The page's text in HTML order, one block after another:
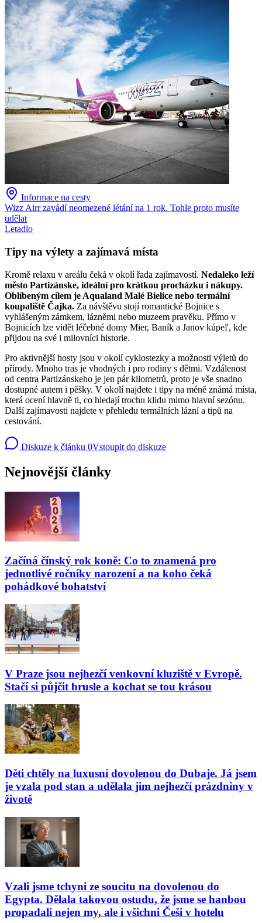
Informace na cesty
Wizz Airr zavádí neomezené létání na 1 rok. Tohle proto musíte
udělat
Letadlo
Tipy na výlety a zajímavá místa
Kromě relaxu v areálu čeká v okolí řada zajímavostí. Nedaleko leží
město Partizánske, ideální pro krátkou procházku i nákupy.
Oblíbeným cílem je Aqualand Malé Bielice nebo termální
koupaliště Čajka. Za návštěvu stojí romantické Bojnice s
vyhlášeným zámkem, lázněmi nebo muzeem pravěku. Přímo v
Bojnicích lze vidět léčebné domy Mier, Baník a Janov kúpeľ, kde
přijdou na své i milovníci historie.
Pro aktivnější hosty jsou v okolí cyklostezky a možnosti výletů do
přírody. Mnoho tras je vhodných i pro rodiny s dětmi. Vzdálenost
od centra Partizánskeho je jen pár kilometrů, proto je vše snadno
dostupné autem i pěšky. V okolí najdete i tipy na méně známá místa,
která ocení hlavně ti, co hledají trochu klidu mimo hlavní sezónu.
Další zajímavosti najdete v přehledu termálních lázní a tipů na
cestování.
Diskuze k článku 0Vstoupit do diskuze
Nejnovější články
Začíná čínský rok koně: Co to znamená pro
jednotlivé ročníky narození a na koho čeká
pohádkové bohatství
V Praze jsou nejhezčí venkovní kluziště v Evropě.
Stačí si půjčit brusle a kochat se tou krásou
Děti chtěly na luxusní dovolenou do Dubaje. Já jsem
je vzala pod stan a udělala jim nejhezčí prázdniny v
životě
Vzali jsme tchyni ze soucitu na dovolenou do
Egypta. Dělala takovou ostudu, že jsme se hanbou
propadali nejen my, ale i všichni Češi v hotelu